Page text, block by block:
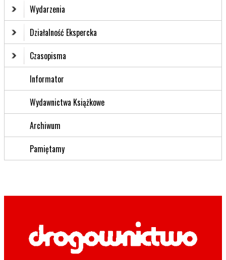
Wydarzenia
Działalność Ekspercka
Czasopisma
Informator
Wydawnictwa Książkowe
Archiwum
Pamiętamy